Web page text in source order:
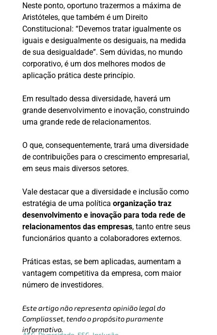
Neste ponto, oportuno trazermos a máxima de
Aristóteles, que também é um Direito
Constitucional: “Devemos tratar igualmente os
iguais e desigualmente os desiguais, na medida
de sua desigualdade”. Sem dúvidas, no mundo
corporativo, é um dos melhores modos de
aplicação prática deste princípio.
Em resultado dessa diversidade, haverá um
grande desenvolvimento e inovação, construindo
uma grande rede de relacionamentos.
O que, consequentemente, trará uma diversidade
de contribuições para o crescimento empresarial,
em seus mais diversos setores.
Vale destacar que a diversidade e inclusão como
estratégia de uma política organização traz
desenvolvimento e inovação para toda rede de
relacionamentos das empresas, tanto entre seus
funcionários quanto a colaboradores externos.
Práticas estas, se bem aplicadas, aumentam a
vantagem competitiva da empresa, com maior
número de investidores.
Este artigo não representa opinião legal do
Compliasset, tendo o propósito puramente
informativo.